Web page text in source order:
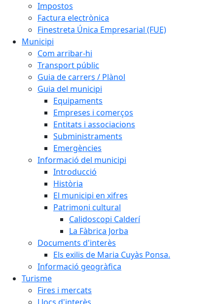
Impostos
Factura electrònica
Finestreta Única Empresarial (FUE)
Municipi
Com arribar-hi
Transport públic
Guia de carrers / Plànol
Guia del municipi
Equipaments
Empreses i comerços
Entitats i associacions
Subministraments
Emergències
Informació del municipi
Introducció
Història
El municipi en xifres
Patrimoni cultural
Calidoscopi Calderí
La Fàbrica Jorba
Documents d'interès
Els exilis de Maria Cuyàs Ponsa.
Informació geogràfica
Turisme
Fires i mercats